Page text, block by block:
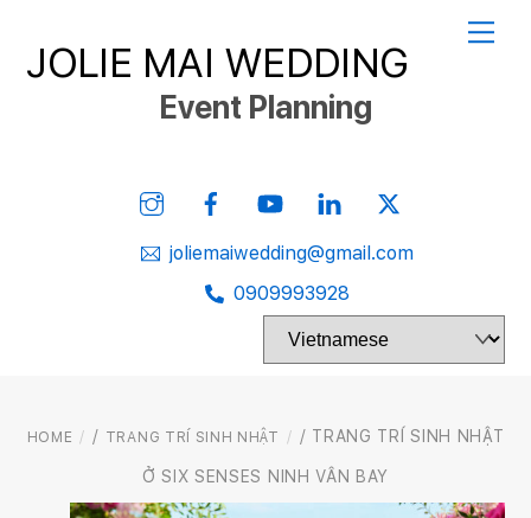
JOLIE MAI WEDDING
Event Planning
Instagram YouTube
joliemaiwedding@gmail.com
0909993928
HOME / TRANG TRÍ SINH NHẬT / TRANG TRÍ SINH NHẬT
Ở SIX SENSES NINH VÂN BAY